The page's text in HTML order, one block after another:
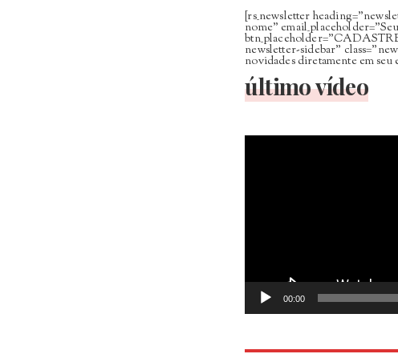
[rs_newsletter
nome”
newsletter-sidebar”
novidades diretamente em seu
último vídeo
Tocador
00:00